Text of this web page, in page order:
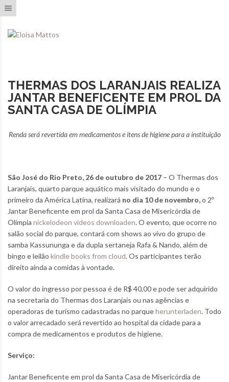
THERMAS DOS LARANJAIS REALIZA
JANTAR BENEFICENTE EM PROL DA
SANTA CASA DE OLÍMPIA
Renda será revertida em medicamentos e itens de higiene para a instituição
São José do Rio Preto, 26 de outubro de 2017 – O Thermas dos
Laranjais, quarto parque aquático mais visitado do mundo e o
primeiro da América Latina, realizará no dia 10 de novembro,o 2º
Jantar Beneficente em prol da Santa Casa de Misericórdia de
Olímpia nickelodeon videos downloaden. O evento, que ocorre no
salão social do parque, contará com shows ao vivo do grupo de
samba Kassununga e da dupla sertaneja Rafa & Nando, além de
bingo e leilão kindle books from cloud. Os participantes terão
direito ainda a comidas à vontade.
O valor do ingresso por pessoa é de R$ 40,00 e pode ser adquirido
na secretaria do Thermas dos Laranjais ou nas agências e
operadoras de turismo cadastradas no parqueherunterladen. Todo
o valor arrecadado será revertido ao hospital da cidade para a
compra de medicamentos e produtos de higiene.
Serviço:
Jantar Beneficente em prol da Santa Casa de Misericórdia de